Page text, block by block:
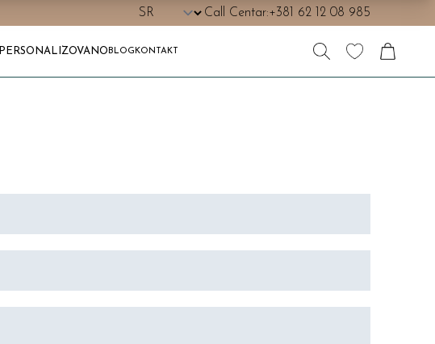
Call Centar:+381 62 12 08 985
PERSONALIZOVANO BLOG KONTAKT